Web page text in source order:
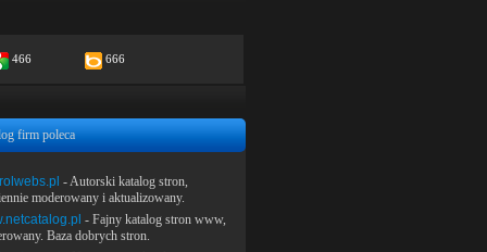
466 666
firm poleca
- Autorski katalog stron,
moderowany i aktualizowany.
- Fajny katalog stron www,
Baza dobrych stron.